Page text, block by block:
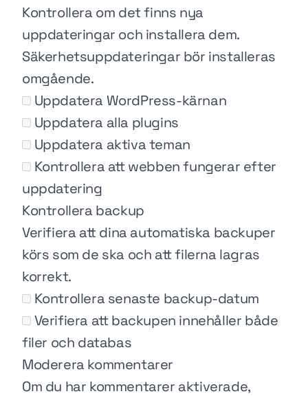
Kontrollera om det finns nya
uppdateringar och installera dem.
Säkerhetsuppdateringar bör installeras
omgående.
Uppdatera WordPress-kärnan
Uppdatera alla plugins
Uppdatera aktiva teman
Kontrollera att webben fungerar efter
uppdatering
Kontrollera backup
Verifiera att dina automatiska backuper
körs som de ska och att filerna lagras
korrekt.
Kontrollera senaste backup-datum
Verifiera att backupen innehåller både
filer och databas
Moderera kommentarer
Om du har kommentarer aktiverade,